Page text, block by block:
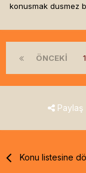
konusmak dusmez
ÖNCEKI
Paylaş
Konu listesine